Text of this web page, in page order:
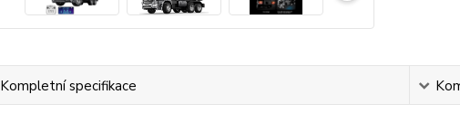
Kompletní specifikace